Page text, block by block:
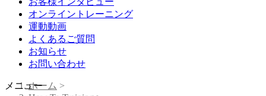
オンライントレーニング
運動動画
よくあるご質問
お知らせ
お問い合わせ
メニューホーム >